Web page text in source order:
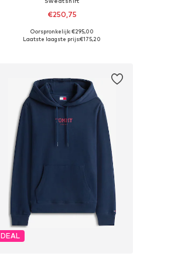
€250,75
Beschikbare maten: XS, S, M, L, XL, XXL
Oorspronkelijk: €295,00
Laatste laagste prijs:€175,20
DEAL